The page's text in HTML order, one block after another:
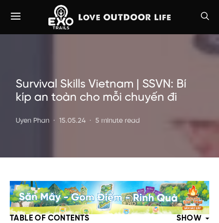
Survival Skills Vietnam | SSVN: Bí
kíp an toàn cho mỗi chuyến đi
Uyen Phan 15.05.24 5 minute read
TABLE OF CONTENTS SHOW